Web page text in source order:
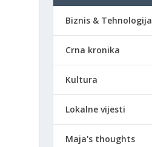
Biznis & Tehnologija
Crna kronika
Kultura
Lokalne vijesti
Maja's thoughts